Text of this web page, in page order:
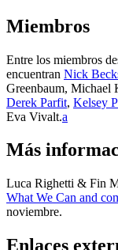
Miembros
Entre los miembros
encuentran Nick
Greenbaum, Michael
Derek Parfit, Kelsey
Eva Vivalt.⁠a
Más
Luca Righetti & Fin
What We Can and
noviembre.
Enlaces